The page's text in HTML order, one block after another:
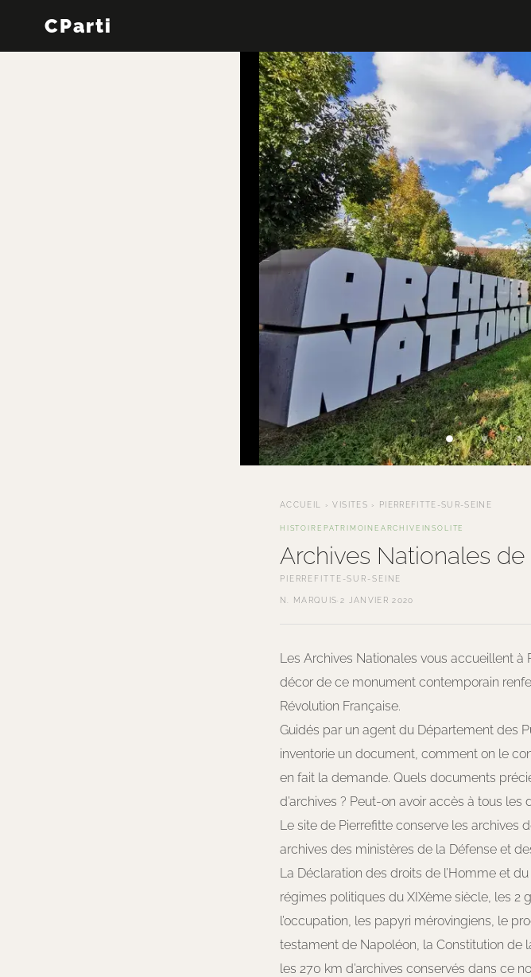
CParti
←
ACCUEIL ›VISITES › PIERREFITTE-SUR-SEINE
HISTOIRE PATRIMOINE ARCHIVE INSOLITE
Archives Nationales de
PIERREFITTE-SUR-SEINE
N. MARQUIS· 2 JANVIER 2020
Les Archives Nationales vous accueillent à
décor de ce monument contemporain
Révolution Française.
Guidés par un agent du Département des
inventorie un document, comment on le
en fait la demande. Quels documents
d’archives ? Peut-on avoir accès à tous
Le site de Pierrefitte conserve les archives
archives des ministères de la Défense et
La Déclaration des droits de l’Homme et
régimes politiques du XIXème siècle, les 2
l’occupation, les papyri mérovingiens, le
testament de Napoléon, la Constitution de
les 270 km d’archives conservés dans ce